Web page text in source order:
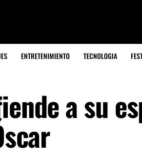
ENTRETENIMIENTO TECNOLOGIA
a su